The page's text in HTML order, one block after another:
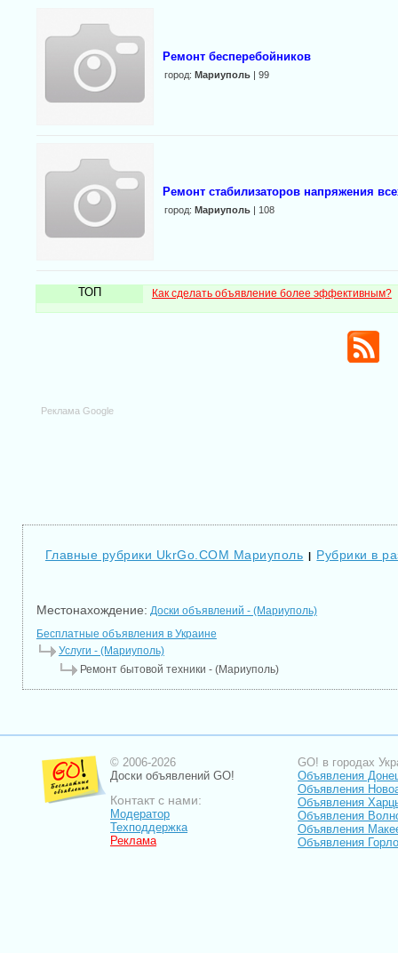
Ремонт бесперебойников
город: Мариуполь| 99
Ремонт стабилизаторов напряжения
город: Мариуполь| 108
ТОП Как сделать объявление более эффективным?
Реклама Google
Главные рубрики UkrGo.COM Мариуполь | Рубрики в
Местонахождение: Доски объявлений - (Мариуполь)
Бесплатные объявления в Украине
Услуги - (Мариуполь)
Ремонт бытовой техники - (Мариуполь)
© 2006-2026
Доски объявлений GO!
Контакт с нами:
Модератор
Техподдержка
Реклама
GO! в городах
Объявления
Объявления
Объявления
Объявления
Объявления
Объявления